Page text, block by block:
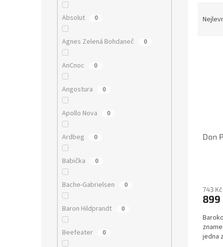
Absolut 0
Agnes Zelená Bohdaneč 0
AnCnoc 0
Angostura 0
Apollo Nova 0
Ardbeg 0
Babička 0
Bache-Gabrielsen 0
Baron Hildprandt 0
Beefeater 0
Don
743
899
jedna